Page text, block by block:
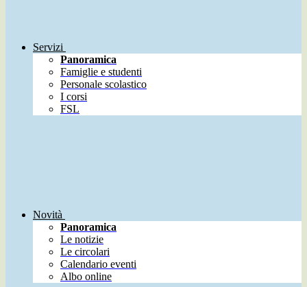
Servizi
Panoramica
Famiglie e studenti
Personale scolastico
I corsi
FSL
Novità
Panoramica
Le notizie
Le circolari
Calendario eventi
Albo online